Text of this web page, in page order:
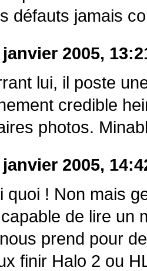
défauts jamais
janvier 2005,
lui, il poste
credible
photos.
janvier 2005,
quoi ! Non mais
de lire un
prend pour
finir Halo 2 ou